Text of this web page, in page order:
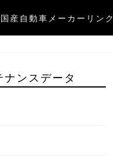
国産自動車メーカーリンク
ンスデータ